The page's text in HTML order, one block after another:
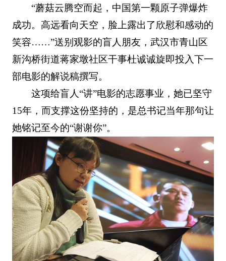
“蘑菇云腾空而起，中国第一颗原子弹爆炸
成功。高远看向天空，脸上露出了欣慰和感动的
笑容……”送别观影的盲人朋友，武汉市青山区
新沟桥街道蒋家墩社区干事杜诚诚旋即投入下一
部电影的解说稿撰写。
这项给盲人“讲”电影的志愿事业，她已坚守
15年，而支撑这份坚持的，是总书记当年那句让
她铭记至今的“谢谢你”。